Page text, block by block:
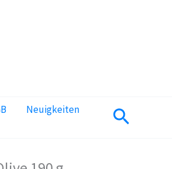
Neuigkeiten
Suchen